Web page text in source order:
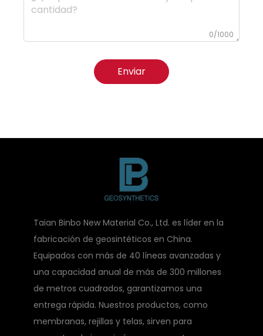
0/1000
Enviar
Taian Binbo New Material Co., Ltd. es líder en la
fabricación de geosintéticos en China.
Equipados con más de 40 líneas avanzadas y
una capacidad anual de más de 300 millones
de metros cuadrados, garantizamos una
entrega rápida. Nuestros productos, como
membranas, rejillas y telas, sirven para